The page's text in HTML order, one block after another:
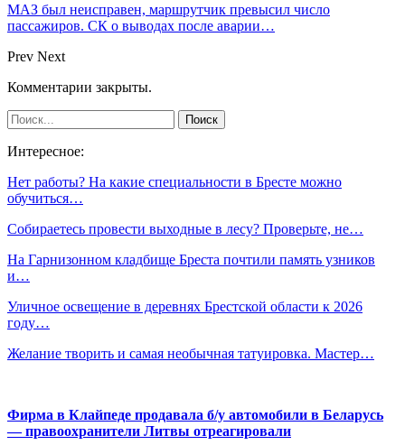
МАЗ был неисправен, маршрутчик превысил число
пассажиров. СК о выводах после аварии…
Prev Next
Комментарии закрыты.
Интересное:
Нет работы? На какие специальности в Бресте можно
обучиться…
Собираетесь провести выходные в лесу? Проверьте, не…
На Гарнизонном кладбище Бреста почтили память узников
и…
Уличное освещение в деревнях Брестской области к 2026
году…
Желание творить и самая необычная татуировка. Мастер…
Фирма в Клайпеде продавала б/у автомобили в Беларусь
— правоохранители Литвы отреагировали